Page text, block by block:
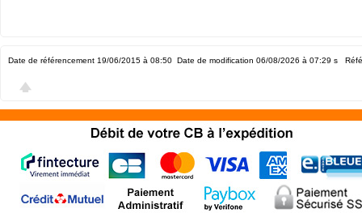
Date de référencement 19/06/2015 à 08:50 Date de modification 06/08/2026 à 07:29 s